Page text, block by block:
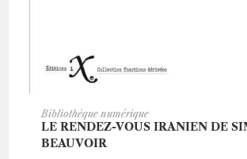
ACHETER CE LIVRE
Bibliothèque numérique
LE RENDEZ-VOUS IRANIEN DE
BEAUVOIR